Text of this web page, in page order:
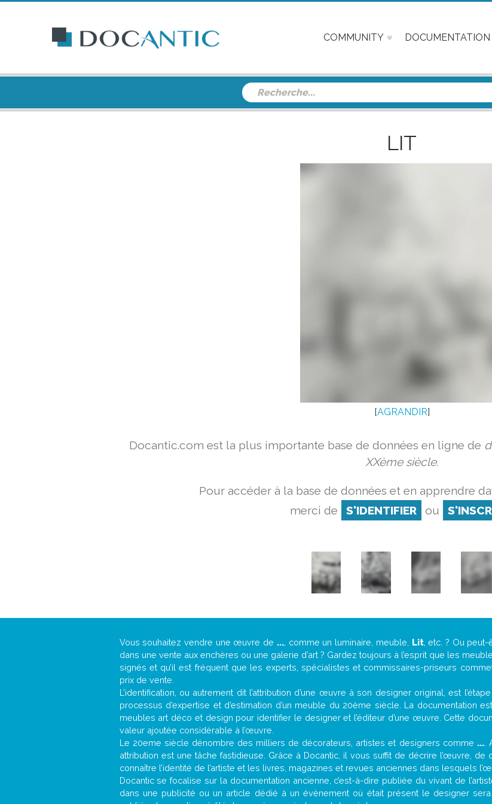
COMMUNITY DOCUMENTATION
LIT
[AGRANDIR]
Docantic.com est la plus importante base de données en ligne de
XXème siècle.
Pour accéder à la base de données et en apprendre
merci de
S'IDENTIFIER ou
Vous souhaitez vendre une œuvre de ..., comme un luminaire, meuble, Lit, etc. ? Ou
dans une vente aux enchères ou une galerie d’art ? Gardez toujours à l’esprit que les
signés et qu’il est fréquent que les experts, spécialistes et commissaires-priseurs
prix de vente.
L’identification, ou autrement dit l’attribution d’une œuvre à son designer original, est
processus d’expertise et d’estimation d’un meuble du 20ème siècle. La documentation
meubles art déco et design pour identifier le designer et l’éditeur d’une œuvre. Cette
valeur ajoutée considérable à l’œuvre.
Le 20eme siècle dénombre des milliers de décorateurs, artistes et designers comme ....
attribution est une tâche fastidieuse. Grâce à Docantic, il vous suffit de décrire l’œuvre,
connaître l’identité de l’artiste et les livres, magazines et revues anciennes dans lesquels
Docantic se focalise sur la documentation ancienne, c’est-à-dire publiée du vivant de
dans une publicité ou un article dédié à un évènement où était présent le designer